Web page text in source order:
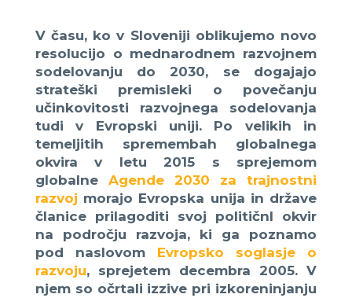
V času, ko v Sloveniji oblikujemo novo
resolucijo o mednarodnem razvojnem
sodelovanju do 2030, se dogajajo
strateški premisleki o povečanju
učinkovitosti razvojnega sodelovanja
tudi v Evropski uniji. Po velikih in
temeljitih spremembah globalnega
okvira v letu 2015 s sprejemom
globalne Agende 2030 za trajnostni
razvoj morajo Evropska unija in države
članice prilagoditi svoj političnI okvir
na področju razvoja, ki ga poznamo
pod naslovom Evropsko soglasje o
razvoju, sprejetem decembra 2005. V
njem so očrtali izzive pri izkoreninjanju